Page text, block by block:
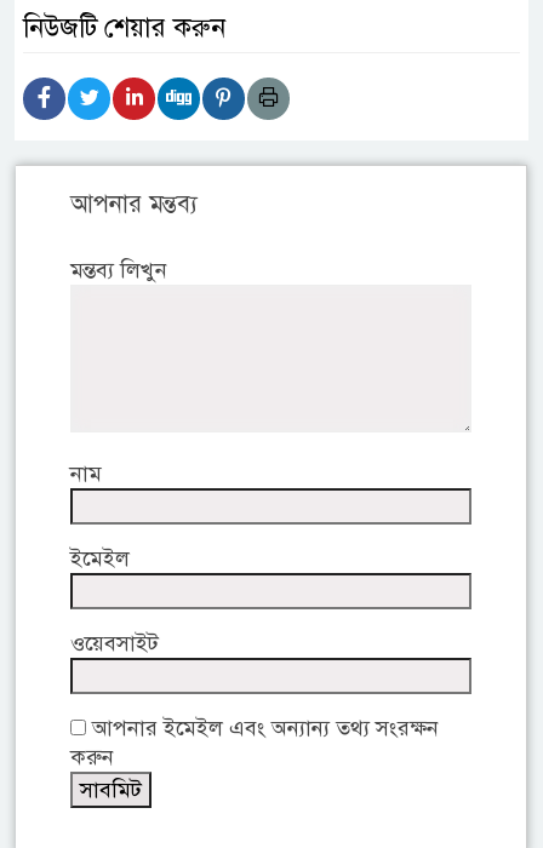
নিউজটি শেয়ার করুন
আপনার মন্তব্য
মন্তব্য লিখুন
নাম
ইমেইল
ওয়েবসাইট
আপনার ইমেইল এবং অন্যান্য তথ্য সংরক্ষন
করুন